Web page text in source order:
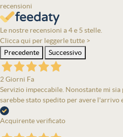
recensioni
Le nostre recensioni a 4 e 5 stelle.
Clicca qui per leggerle tutte >
Precedente
Successivo
2 Giorni Fa
Servizio impeccabile. Nonostante mi
sarebbe stato spedito per avere
Acquirente verificato